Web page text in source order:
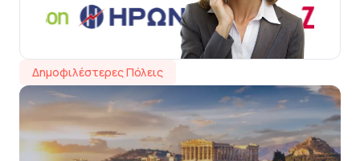
Δημοφιλέστερες Πόλεις